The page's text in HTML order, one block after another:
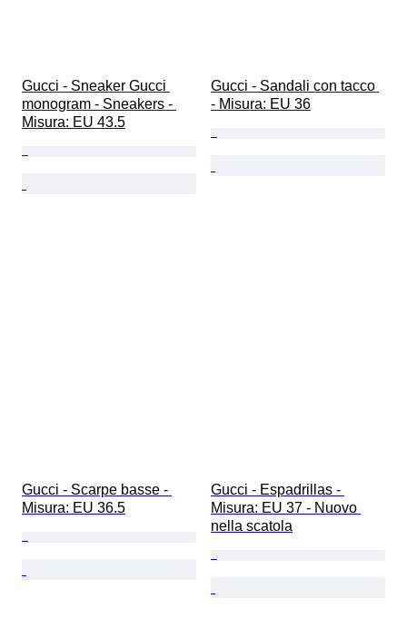
Gucci - Sneaker Gucci
monogram - Sneakers -
Misura: EU 43.5
Gucci - Sandali con tacco
- Misura: EU 36
Gucci - Scarpe basse -
Misura: EU 36.5
Gucci - Espadrillas -
Misura: EU 37 - Nuovo
nella scatola